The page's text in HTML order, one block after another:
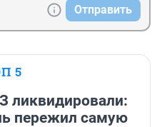
Отправить
5
ликвидировали:
пережил самую